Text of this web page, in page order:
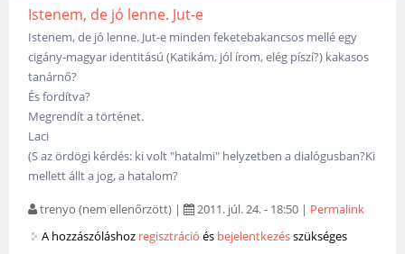
Istenem, de jó lenne. Jut-e
Istenem, de jó lenne. Jut-e minden feketebakancsos mellé egy
cigány-magyar identitású (Katikám, jól írom, elég píszí?) kakasos
tanárnő?
És fordítva?
Megrendít a történet.
Laci
(S az ördögi kérdés: ki volt "hatalmi" helyzetben a dialógusban?Ki
mellett állt a jog, a hatalom?
trenyo (nem ellenőrzött) | 2011. júl. 24. - 18:50 | Permalink
A hozzászóláshoz regisztráció és bejelentkezésszükséges